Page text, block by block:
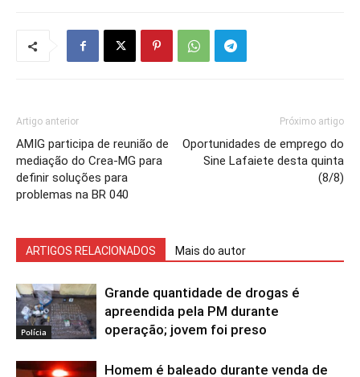
Artigo anterior
AMIG participa de reunião de
mediação do Crea-MG para
definir soluções para
problemas na BR 040
Próximo artigo
Oportunidades de emprego do
Sine Lafaiete desta quinta
(8/8)
ARTIGOS RELACIONADOS Mais do autor
Polícia
Grande quantidade de drogas é
apreendida pela PM durante
operação; jovem foi preso
Homem é baleado durante venda de